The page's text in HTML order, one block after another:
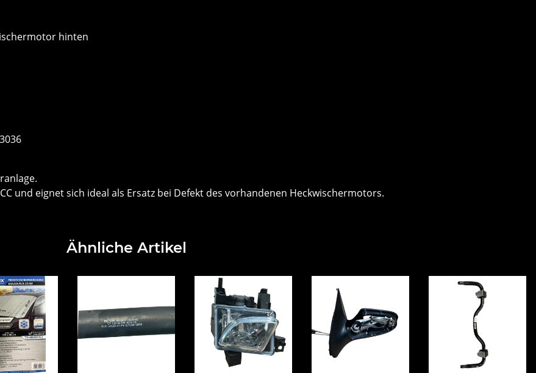
hinten
und eignet sich ideal als Ersatz bei Defekt des vorhandenen Heckwischermotors.
Ähnliche Artikel